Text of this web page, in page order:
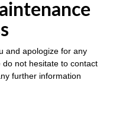
and apologize for any
do not hesitate to contact
further information